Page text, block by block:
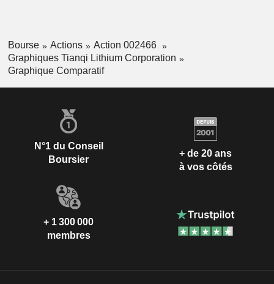
Bourse Actions
Action 002466
Graphiques Tianqi Lithium Corporation
Graphique Comparatif
N°1 du Conseil
Boursier
+ de 20 ans
à vos côtés
+ 1 300 000
membres